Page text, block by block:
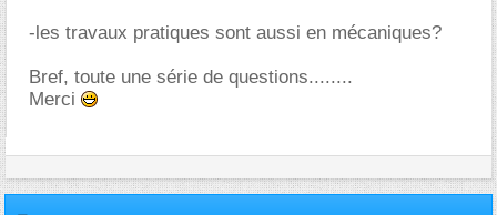
-les travaux pratiques sont aussi en mécaniques?
Bref, toute une série de questions........
Merci